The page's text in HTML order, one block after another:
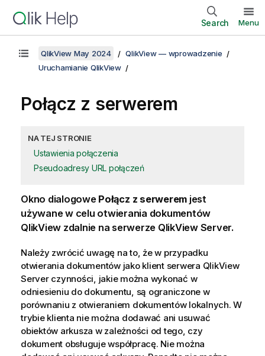
Search Menu
QlikView May 2024
QlikView — wprowadzenie
Uruchamianie QlikView
Połącz z serwerem
NA TEJ STRONIE
Ustawienia połączenia
Pseudoadresy URL połączeń
Okno dialogowe Połącz z serwerem jest
używane w celu otwierania dokumentów
QlikView zdalnie na serwerze QlikView Server.
Należy zwrócić uwagę na to, że w przypadku
otwierania dokumentów jako klient serwera QlikView
Server czynności, jakie można wykonać w
odniesieniu do dokumentu, są ograniczone w
porównaniu z otwieraniem dokumentów lokalnych. W
trybie klienta nie można dodawać ani usuwać
obiektów arkusza w zależności od tego, czy
dokument obsługuje współpracę. Nie można